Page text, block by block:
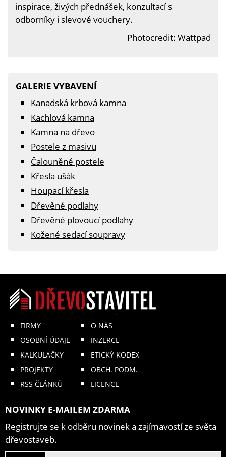
inspirace, živých přednášek, konzultací s
odborníky i slevové vouchery.
Photocredit: Wattpad
GALERIE VYBAVENÍ
Kanadská krbová kamna
Kachlová kamna
Kamna na dřevo
Postele z masivu
Čalouněné postele
Křesla ušák
Houpací křesla
Dřevěné podlahy
Dřevěné plovoucí podlahy
Kožené sedací soupravy
FIRMY
OSOBNÍ ÚDAJE
KALKULAČKY
PROJEKTY
RSS ČLÁNKŮ
O NÁS
INZERCE
ETICKÝ KODEX
OBCH. PODM.
LICENCE
NOVINKY E-MAILEM ZDARMA
Registrujte se k odběru novinek a zajímavostí ze světa
dřevostaveb.